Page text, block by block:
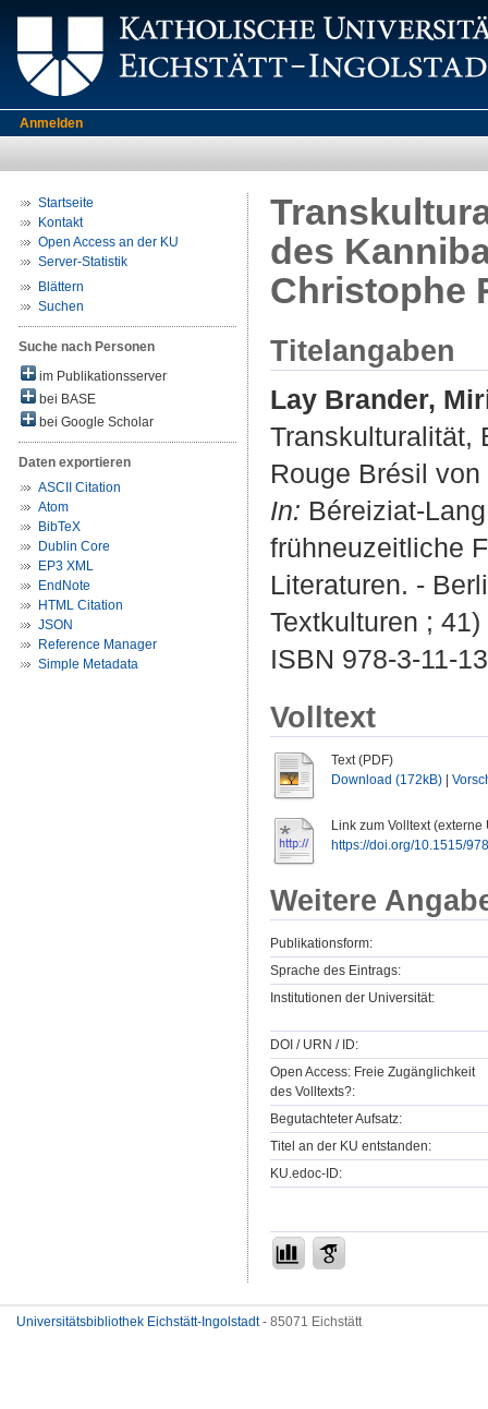
Anmelden
Startseite
Kontakt
Open Access an der KU
Server-Statistik
Blättern
Suchen
Suche nach Personen
im Publikationsserver
bei BASE
bei Google Scholar
Daten exportieren
ASCII Citation
Atom
BibTeX
Dublin Core
EP3 XML
EndNote
HTML Citation
JSON
Reference Manager
Simple Metadata
des
Christophe
Titelangaben
Lay Brander,
Transkulturalität,
Rouge Brésil
In: Béreiziat-
frühneuzeitliche
Literaturen. -
Textkulturen ; 41)
ISBN 978-3-11-
Volltext
Text (PDF)
Download (172kB)
Link zum Volltext (externe
https://doi.org/10.1515/
Weitere
Publikationsform:
Sprache des Eintrags:
Institutionen der Universität:
DOI / URN / ID:
Open Access: Freie Zugänglichkeit
des Volltexts?:
Begutachteter Aufsatz:
Titel an der KU entstanden:
KU.edoc-ID:
Universitätsbibliothek Eichstätt-Ingolstadt- 85071 Eichstätt